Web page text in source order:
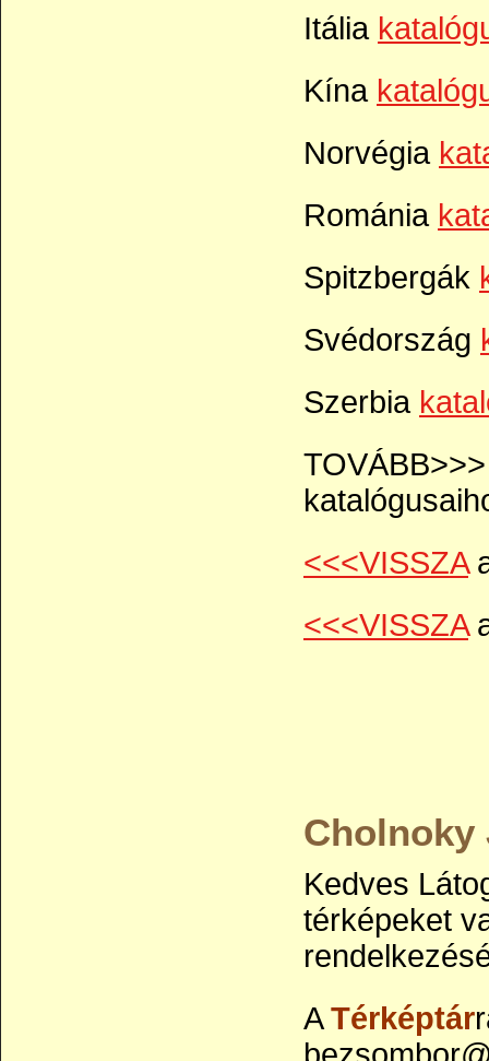
Itália
Kína
Norvégia
Románia
Spitzbergák
Svédország
Szerbia
<<<VISSZA
<<<VISSZA
Cholnoky
Kedves
térképeket
ATérképtár